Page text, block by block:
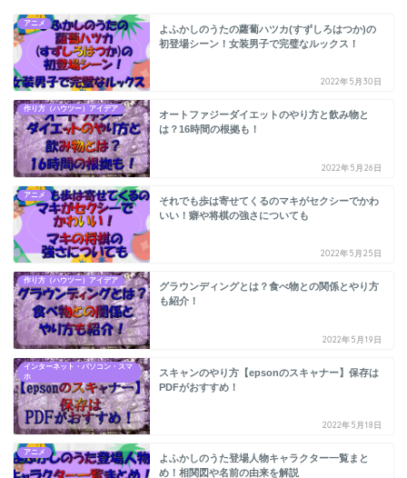
アニメ
よふかしのうたの蘿蔔ハツカ(すずしろはつか)の
初登場シーン！女装男子で完璧なルックス！
2022年5月30日
作り方（ハウツー）アイデア
オートファジーダイエットのやり方と飲み物と
は？16時間の根拠も！
2022年5月26日
アニメ
それでも歩は寄せてくるのマキがセクシーでかわ
いい！癖や将棋の強さについても
2022年5月25日
作り方（ハウツー）アイデア
グラウンディングとは？食べ物との関係とやり方
も紹介！
2022年5月19日
インターネット・パソコン・スマ
ホ
スキャンのやり方【epsonのスキャナー】保存は
PDFがおすすめ！
2022年5月18日
アニメ
よふかしのうた登場人物キャラクター一覧まと
め！相関図や名前の由来を解説